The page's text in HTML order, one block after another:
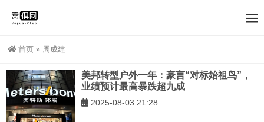
首页 » 周成建
美邦转型户外一年：豪言“对标始祖鸟”，
业绩预计最高暴跌超九成
2025-08-03 21:28